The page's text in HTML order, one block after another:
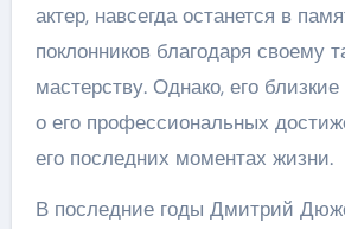
актер, навсегда останется в
поклонников благодаря своему
мастерству. Однако, его
о его профессиональных
его последних моментах жизни.
В последние годы Дмитрий